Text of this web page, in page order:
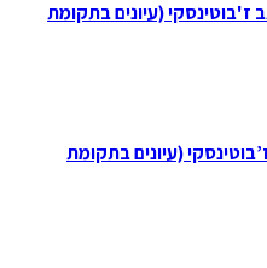
(עיונים בתקומת